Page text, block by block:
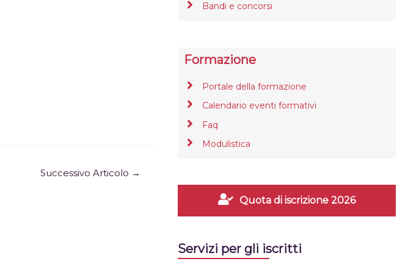
Successivo Articolo →
Bandi e concorsi
Formazione
Portale della formazione
Calendario eventi formativi
Faq
Modulistica
Quota di iscrizione 2026
Servizi per gli iscritti